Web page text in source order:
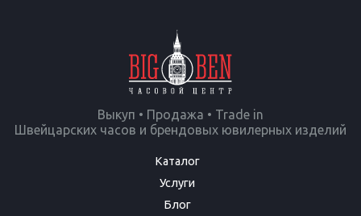
Выкуп • Продажа • Trade in
Швейцарских часов и брендовых ювилерных изделий
Каталог
Услуги
Блог